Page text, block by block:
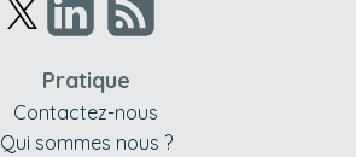
Pratique
Contactez-nous
Qui sommes nous ?